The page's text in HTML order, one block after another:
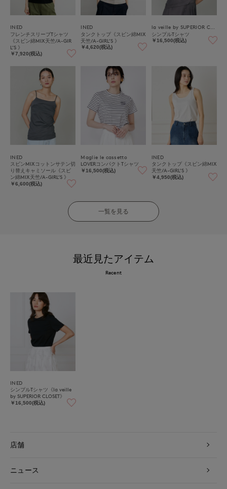
INED
フレンチスリーブTシャツ
《スビン綿MIX天竺/A-GIR
L’S 》
￥7,920(税込)
INED
タンクトップ《スビン綿MIX
天竺/A-GIRL’S 》
￥4,620(税込)
シンプルTシャツ
￥16,500(税込)
INED
スビンMIXコットンサテン切
り替えキャミソール《スビ
ン綿MIX天竺/A-GIRL’S 》
￥6,600(税込)
Maglie le cassetto
LOVERコンパクトTシャツ
￥16,500(税込)
INED
タンクトップ《スビン綿MIX
天竺/A-GIRL’S 》
￥4,950(税込)
一覧を見る
最近見たアイテム
Recent
INED
シンプルTシャツ《la veille
by SUPERIOR CLOSET》
￥16,500(税込)
店舗
ニュース